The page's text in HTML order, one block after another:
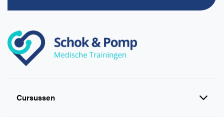
Cursussen